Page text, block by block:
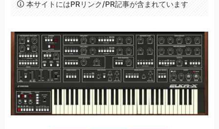
本サイトにはPRリンク/PR記事が含まれています